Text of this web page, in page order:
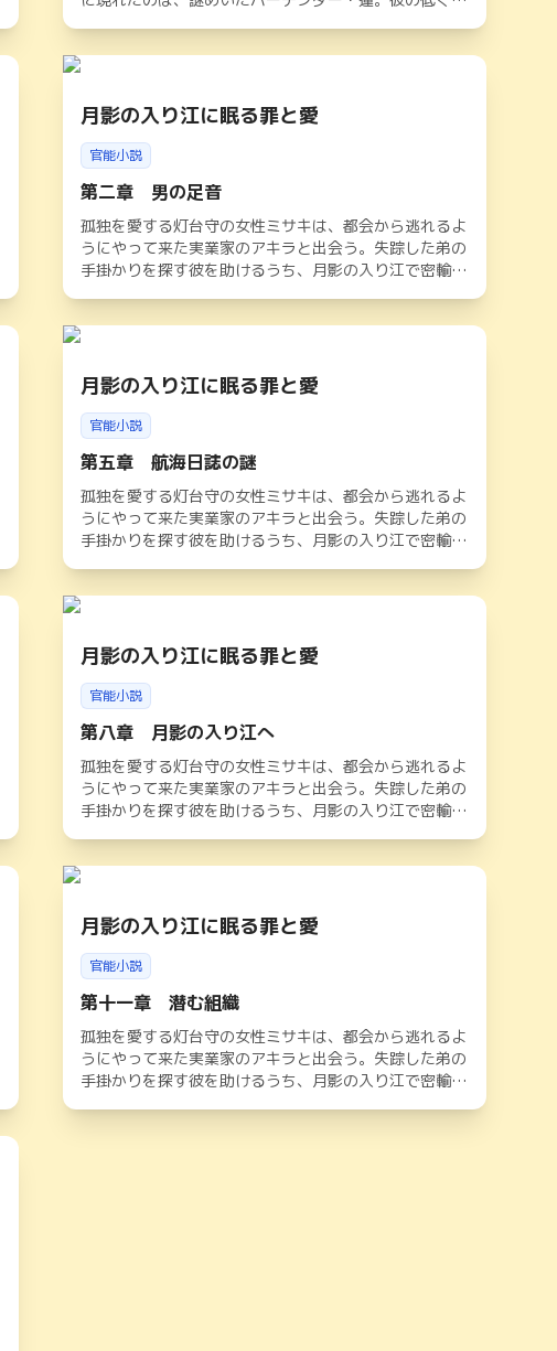
上書きする。」
月影の入り江に眠る罪と愛
官能小説
第二章 男の足音
孤独を愛する灯台守の女性ミサキは、都会から逃れるよ
うにやって来た実業家のアキラと出会う。失踪した弟の
手掛かりを探す彼を助けるうち、月影の入り江で密輸組
を苦しめるが、孤独魂が紡ぐ愛は港町の運命を照らし出
す
月影の入り江に眠る罪と愛
官能小説
第五章 航海日誌の謎
孤独を愛する灯台守の女性ミサキは、都会から逃れるよ
うにやって来た実業家のアキラと出会う。失踪した弟の
手掛かりを探す彼を助けるうち、月影の入り江で密輸組
を苦しめるが、孤独魂が紡ぐ愛は港町の運命を照らし出
す
月影の入り江に眠る罪と愛
官能小説
第八章 月影の入り江へ
孤独を愛する灯台守の女性ミサキは、都会から逃れるよ
うにやって来た実業家のアキラと出会う。失踪した弟の
手掛かりを探す彼を助けるうち、月影の入り江で密輸組
を苦しめるが、孤独魂が紡ぐ愛は港町の運命を照らし出
す
月影の入り江に眠る罪と愛
官能小説
第十一章 潜む組織
孤独を愛する灯台守の女性ミサキは、都会から逃れるよ
うにやって来た実業家のアキラと出会う。失踪した弟の
手掛かりを探す彼を助けるうち、月影の入り江で密輸組